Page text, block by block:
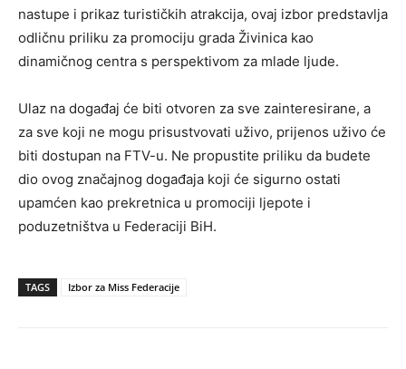
nastupe i prikaz turističkih atrakcija, ovaj izbor predstavlja
odličnu priliku za promociju grada Živinica kao
dinamičnog centra s perspektivom za mlade ljude.
Ulaz na događaj će biti otvoren za sve zainteresirane, a
za sve koji ne mogu prisustvovati uživo, prijenos uživo će
biti dostupan na FTV-u. Ne propustite priliku da budete
dio ovog značajnog događaja koji će sigurno ostati
upamćen kao prekretnica u promociji ljepote i
poduzetništva u Federaciji BiH.
TAGS Izbor za Miss Federacije